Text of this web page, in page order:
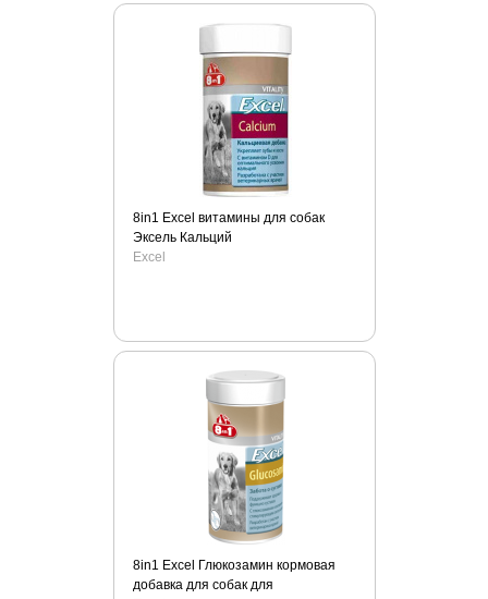
8in1 Excel витамины для собак
Эксель Кальций
Excel
8in1 Excel Глюкозамин кормовая
добавка для собак для